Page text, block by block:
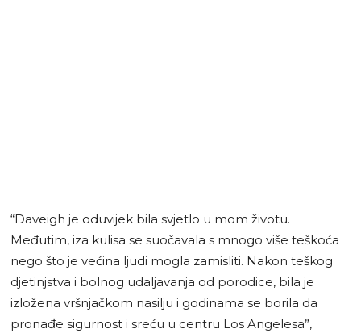
“Daveigh je oduvijek bila svjetlo u mom životu.
Međutim, iza kulisa se suočavala s mnogo više teškoća
nego što je većina ljudi mogla zamisliti. Nakon teškog
djetinjstva i bolnog udaljavanja od porodice, bila je
izložena vršnjačkom nasilju i godinama se borila da
pronađe sigurnost i sreću u centru Los Angelesa”,